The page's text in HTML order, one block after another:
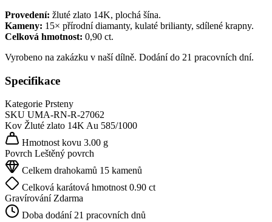
Provedení: žluté zlato 14K, plochá šína.
Kameny: 15× přírodní diamanty, kulaté brilianty, sdílené krapny.
Celková hmotnost: 0,90 ct.
Vyrobeno na zakázku v naší dílně. Dodání do 21 pracovních dní.
Specifikace
Kategorie Prsteny
SKU UMA-RN-R-27062
Kov Žluté zlato 14KAu 585/1000
Hmotnost kovu 3.00 g
Povrch Leštěný povrch
Celkem drahokamů 15 kamenů
Celková karátová hmotnost 0.90 ct
Gravírování Zdarma
Doba dodání 21 pracovních dnů